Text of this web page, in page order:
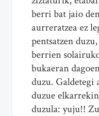
berri bat jaio
aurreratzea ez
pentsatzen
berrien
bukaeran
duzu. Galdetegi
duzue
duzula: yuju!!